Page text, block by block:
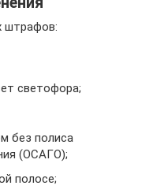
штрафов:
светофора;
без полиса
(ОСАГО);
полосе;